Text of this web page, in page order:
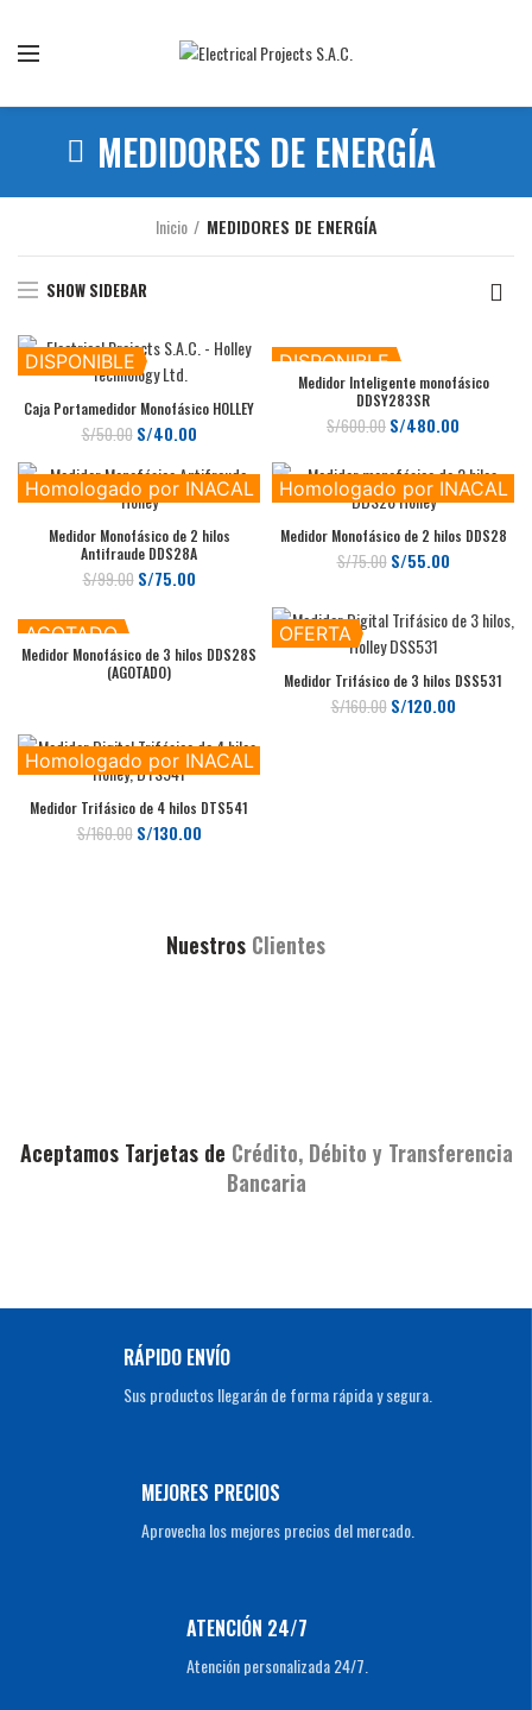
MEDIDORES DE ENERGÍA
Inicio MEDIDORES DE ENERGÍA
SHOW SIDEBAR
DISPONIBLE
Caja Portamedidor Monofásico HOLLEY
S/50.00 El
original
era:
S/50.00.
S/40.00El
actual
es:
DISPONIBLE
Medidor Inteligente monofásico
DDSY283SR
S/600.00 El
original
era:
S/600.00.
S/480.00
actual
es:
S/480.00.
Homologado por INACAL
Medidor Monofásico de 2 hilos
Antifraude DDS28A
S/99.00 El
S/99.00.
S/75.00El
S/75.00.
Homologado por INACAL
Medidor Monofásico de 2 hilos DDS28
S/75.00 El
era:
S/75.00.
S/55.00El
es:
AGOTADO
Medidor Monofásico de 3 hilos DDS28S
(AGOTADO)
OFERTA
Medidor Trifásico de 3 hilos DSS531
S/160.00 El
S/120.00El
Homologado por INACAL
Medidor Trifásico de 4 hilos DTS541
S/160.00 El
S/130.00El
NuestrosClientes
Aceptamos Tarjetas de Crédito, Débito y Transferencia
Bancaria
RÁPIDO ENVÍO
Sus productos llegarán de forma rápida y segura.
MEJORES PRECIOS
Aprovecha los mejores precios del mercado.
ATENCIÓN 24/7
Atención personalizada 24/7.